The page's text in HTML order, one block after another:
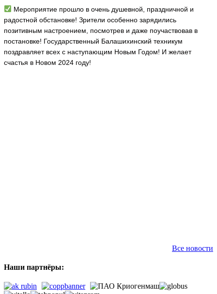
Мероприятие прошло в очень душевной, праздничной и
радостной обстановке! Зрители особенно зарядились
позитивным настроением, посмотрев и даже поучаствовав в
постановке! Государственный Балашихинский техникум
поздравляет всех с наступающим Новым Годом! И желает
счастья в Новом 2024 году!
Все новости
Наши партнёры: